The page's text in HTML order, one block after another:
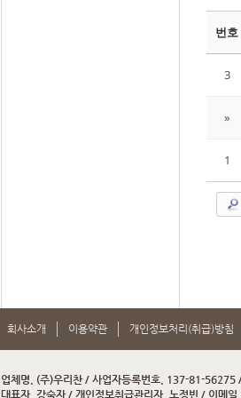
번호
3
»
1
회사소개 이용약관 개인정보처리(취급)방침
업체명. (주)우리찬 / 사업자등록번호. 137-81-56275
대표자. 강숙자 / 개인정보취급관리자. 노정빈 / 이